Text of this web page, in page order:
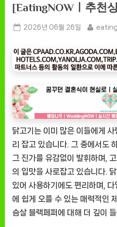
[EatingNOWㅣ추천
Posted
2026년 06월 26일 By
닭고기는 이미 많은 이들에게
리 잡고 있습니다. 그 중에서도
그 진가를 유감없이 발휘하며,
의 입맛을 사로잡고 있습니다.
있어 사용하기에도 편리하며,
에 쉽게 오를 수 있는 매력적인
슴살 블랙페퍼에 대해 더 깊이